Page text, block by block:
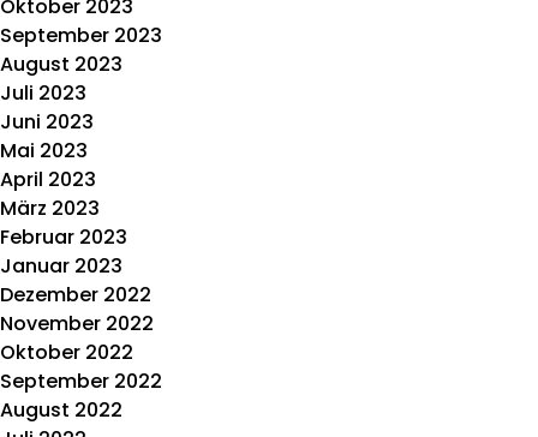
Oktober 2023
September 2023
August 2023
Juli 2023
Juni 2023
Mai 2023
April 2023
März 2023
Februar 2023
Januar 2023
Dezember 2022
November 2022
Oktober 2022
September 2022
August 2022